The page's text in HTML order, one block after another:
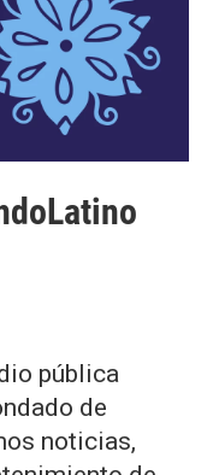
pública
de
noticias,